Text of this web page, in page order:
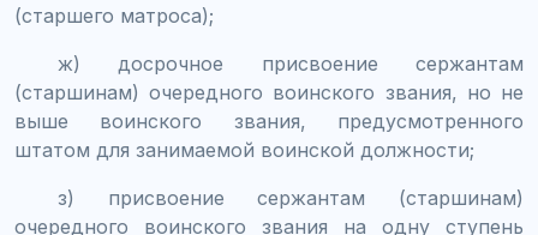
(старшего матроса);
ж) досрочное присвоение сержантам
(старшинам) очередного воинского звания, но не
выше воинского звания, предусмотренного
штатом для занимаемой воинской должности;
з) присвоение сержантам (старшинам)
очередного воинского звания на одну ступень